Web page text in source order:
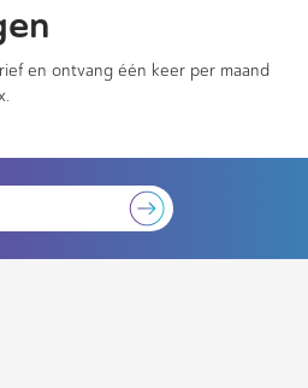
en ontvang één keer per maand